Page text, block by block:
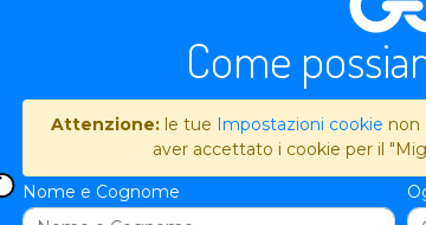
Come
Attenzione:le tue Impostazioni cookie non
aver accettato i cookie per il
Nome e Cognome